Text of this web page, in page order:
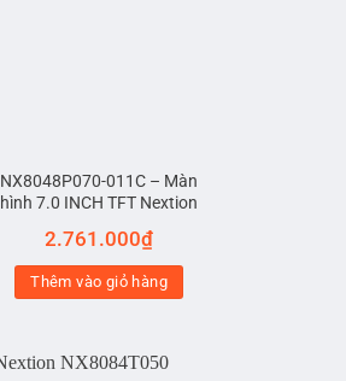
NX8048P070-011C – Màn
hình 7.0 INCH TFT Nextion
2.761.000₫
Thêm vào giỏ hàng